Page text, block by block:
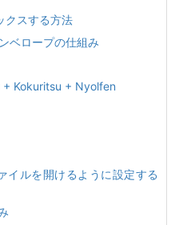
クスする方法
ベロープの仕組み
+ Kokuritsu + Nyolfen
イルを開けるように設定する